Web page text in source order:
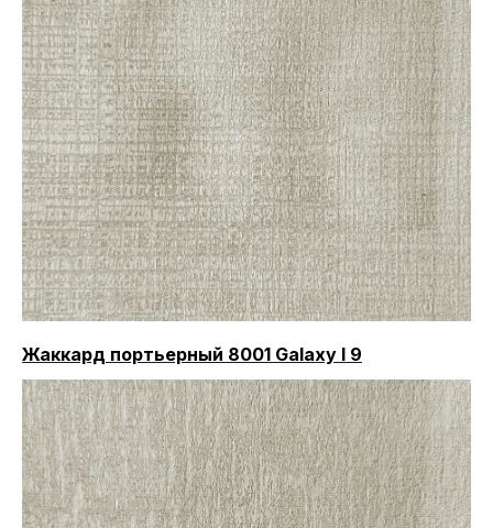
Жаккард портьерный 8001 Galaxy I 9